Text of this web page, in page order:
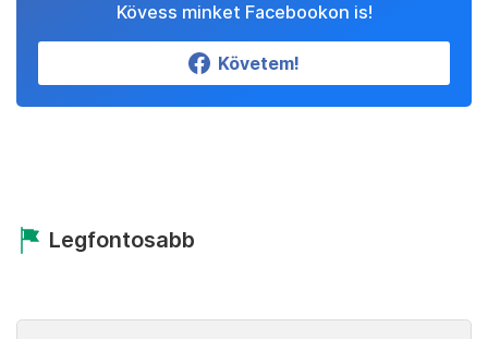
Kövess minket Facebookon is!
Követem!
Legfontosabb